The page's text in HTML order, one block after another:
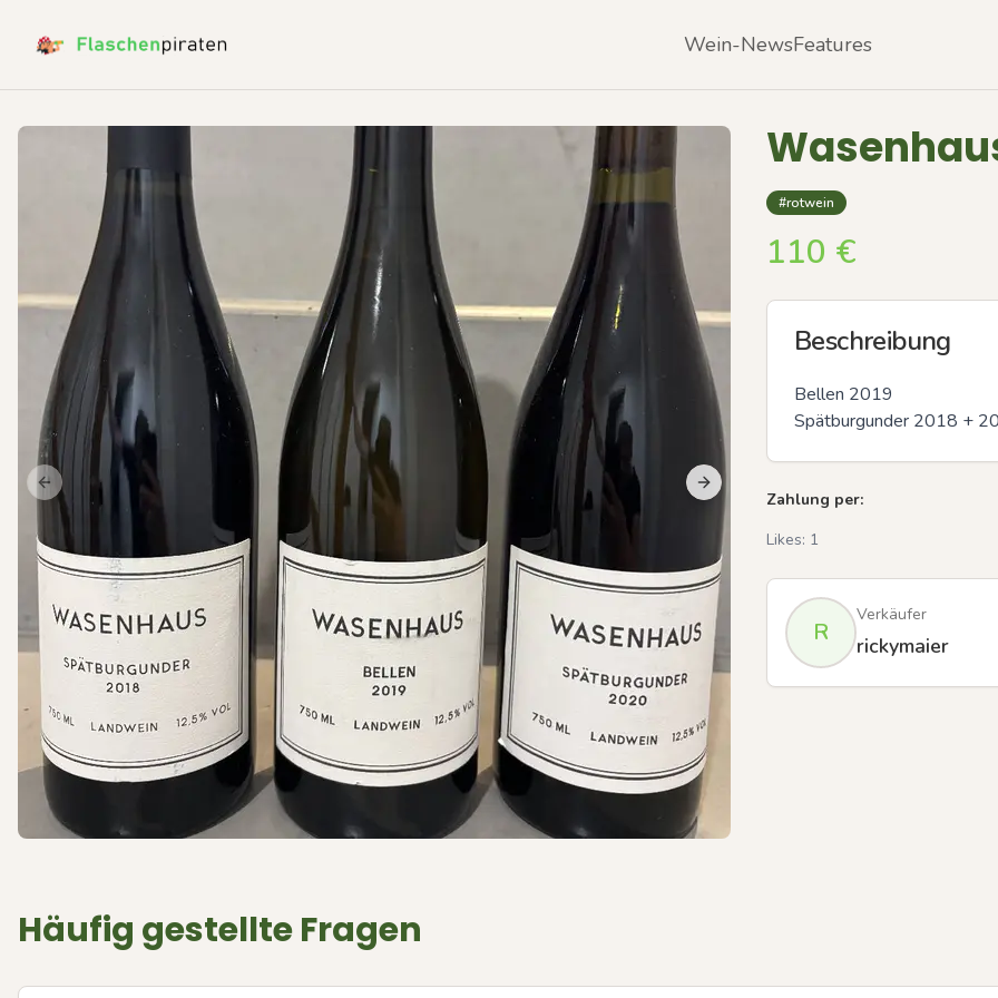
Wein-NewsFeatures
Previous slide Next slidePrevious slide
#rotwein
110 €
Beschreibung
Bellen 2019
Spätburgunder 2018 +
Zahlung per:
Likes: 1
R
Verkäufer
rickymaier
Häufig gestellte Fragen